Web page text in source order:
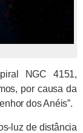
NGC 4151,
por causa da
dos Anéis”.
luz de distância